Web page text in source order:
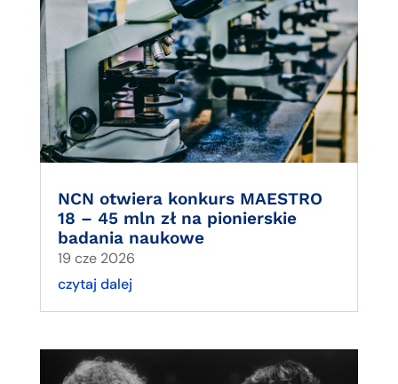
NCN otwiera konkurs MAESTRO
18 – 45 mln zł na pionierskie
badania naukowe
19 cze 2026
czytaj dalej